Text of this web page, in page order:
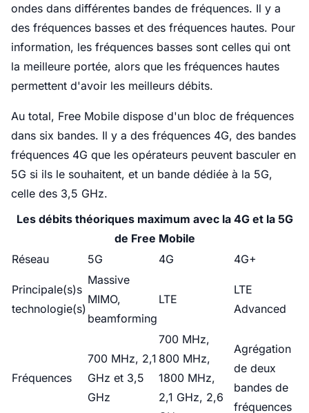
ondes dans différentes bandes de fréquences. Il y a
des fréquences basses et des fréquences hautes. Pour
information, les fréquences basses sont celles qui ont
la meilleure portée, alors que les fréquences hautes
permettent d'avoir les meilleurs débits.
Au total, Free Mobile dispose d'un bloc de fréquences
dans six bandes. Il y a des fréquences 4G, des bandes
fréquences 4G que les opérateurs peuvent basculer en
5G si ils le souhaitent, et un bande dédiée à la 5G,
celle des 3,5 GHz.
Les débits théoriques maximum avec la 4G et la 5G
de Free Mobile
Réseau
5G 4G 4G+
Principale(s)s
technologie(s)
Massive
MIMO,
beamforming
LTE
LTE
Advanced
Fréquences
700 MHz, 2,1
GHz et 3,5
GHz
700 MHz,
800 MHz,
1800 MHz,
2,1 GHz, 2,6
Agrégation
de deux
bandes de
fréquences